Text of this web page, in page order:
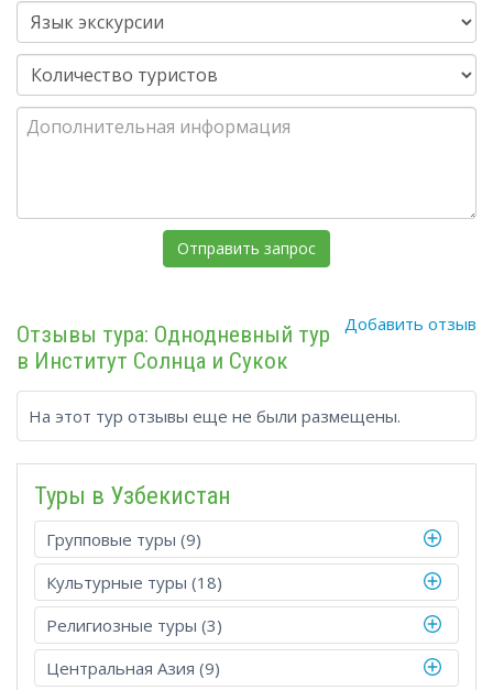
Добавить отзыв
Отзывы тура: Однодневный тур
в Институт Солнца и Сукок
На этот тур отзывы еще не были размещены.
Туры в Узбекистан
Групповые туры (9)
Культурные туры (18)
Религиозные туры (3)
Центральная Азия (9)